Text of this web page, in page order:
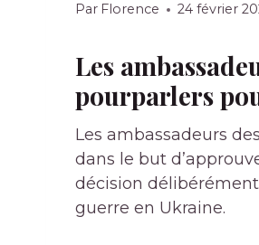
Par Florence 24 février
Les
pourparlers
Les ambassadeurs
dans le but
décision
guerre en Ukraine.